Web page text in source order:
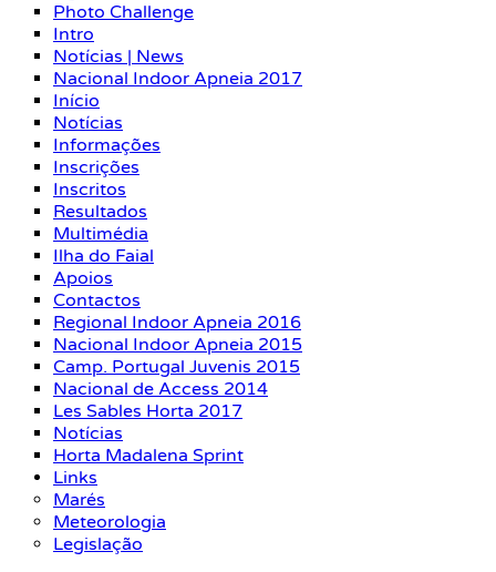
Photo Challenge
Intro
Notícias | News
Nacional Indoor Apneia 2017
Início
Notícias
Informações
Inscrições
Inscritos
Resultados
Multimédia
Ilha do Faial
Apoios
Contactos
Regional Indoor Apneia 2016
Nacional Indoor Apneia 2015
Camp. Portugal Juvenis 2015
Nacional de Access 2014
Les Sables Horta 2017
Notícias
Horta Madalena Sprint
Links
Marés
Meteorologia
Legislação